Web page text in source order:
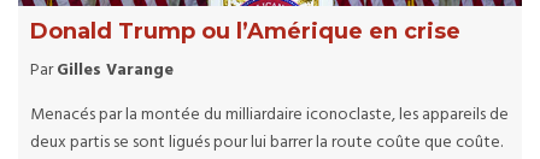
Donald Trump ou l’Amérique en crise
ParGilles Varange
Menacés par la montée du milliardaire iconoclaste, les appareils de
deux partis se sont ligués pour lui barrer la route coûte que coûte.